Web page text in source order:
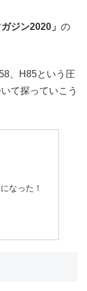
ガジン2020」 の
、H85という圧
て探っていこう
なった！